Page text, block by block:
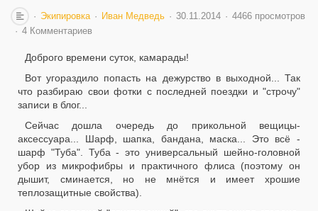
Экипировка Иван Медведь 30.11.2014
4466 просмотров
4 Комментариев
Доброго времени суток, камарады!
Вот угораздило попасть на дежурство в выходной... Так
что разбираю свои фотки с последней поездки и "строчу"
записи в блог...
Сейчас дошла очередь до прикольной вещицы-
аксессуара... Шарф, шапка, бандана, маска... Это всё -
шарф "Туба". Туба - это универсальный шейно-головной
убор из микрофибры и практичного флиса (поэтому он
дышит, сминается, но не мнётся и имеет хрошие
теплозащитные свойства).